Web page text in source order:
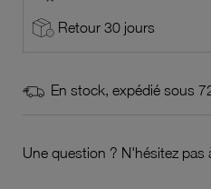
Retour 30 jours
En stock, expédié sous
Une question ? N'hésitez pas